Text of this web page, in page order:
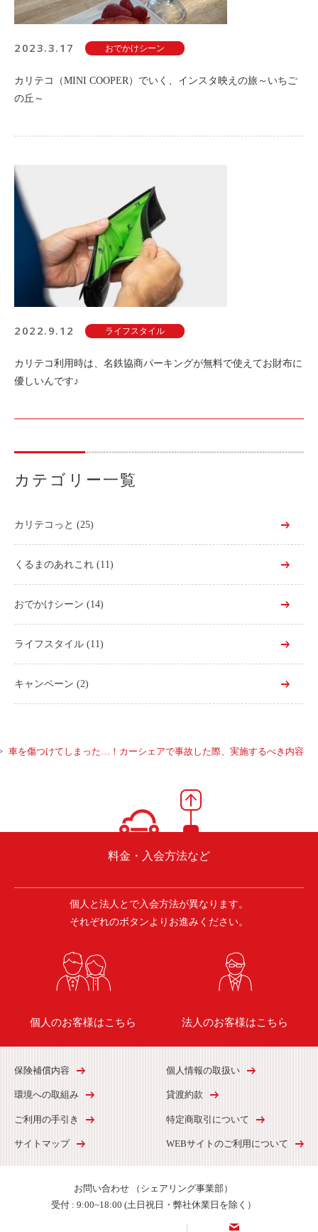
2023.3.17 おでかけシーン
カリテコ（MINI COOPER）でいく、インスタ映えの旅～いちご
の丘～
2022.9.12 ライフスタイル
カリテコ利用時は、名鉄協商パーキングが無料で使えてお財布に
優しいんです♪
カテゴリー一覧
カリテコっと (25)
くるまのあれこれ (11)
おでかけシーン (14)
ライフスタイル (11)
キャンペーン (2)
車を傷つけてしまった…！カーシェアで事故した際、実施するべき内容
料金・入会方法など
個人と法人とで入会方法が異なります。
それぞれのボタンよりお進みください。
個人のお客様はこちら 法人のお客様はこちら
保険補償内容 個人情報の取扱い
環境への取組み 貸渡約款
ご利用の手引き 特定商取引について
サイトマップ WEBサイトのご利用について
お問い合わせ
（シェアリング事業部）
受付 : 9:00~18:00 (土日祝日・弊社休業日を除く）